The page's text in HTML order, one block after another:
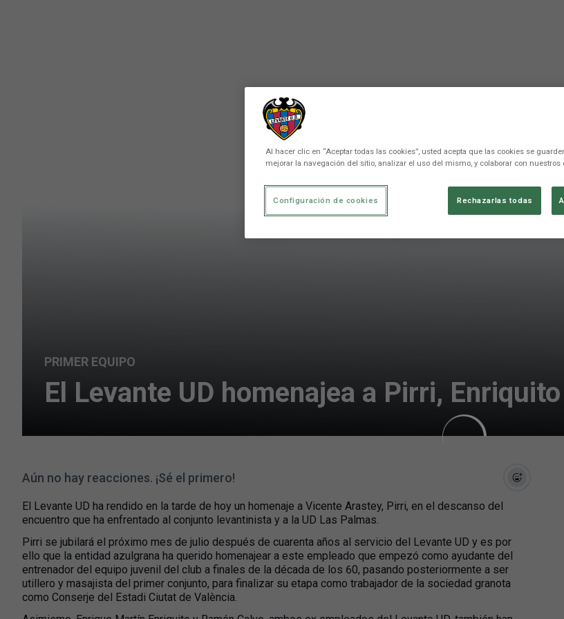
PRIMER EQUIPO
El Levante UD homenajea a Pirri,
Aún no hay reacciones. ¡Sé el primero!
El Levante UD ha rendido en la tarde de hoy un homenaje a Vicente Arastey, Pirri, en el descanso del
encuentro que ha enfrentado al conjunto levantinista y a la UD Las Palmas.
Pirri se jubilará el próximo mes de julio después de cuarenta años al servicio del Levante UD y es por
ello que la entidad azulgrana ha querido homenajear a este empleado que empezó como ayudante del
entrenador del equipo juvenil del club a finales de la década de los 60, pasando posteriormente a ser
utillero y masajista del primer conjunto, para finalizar su etapa como trabajador de la sociedad granota
como Conserje del Estadi Ciutat de València.
Al hacer clic en “Aceptar todas las cookies”, usted acepta que las cookies se
mejorar la navegación del sitio, analizar el uso del mismo, y colaborar con
Rechazarlas todas
Configuración de cookies